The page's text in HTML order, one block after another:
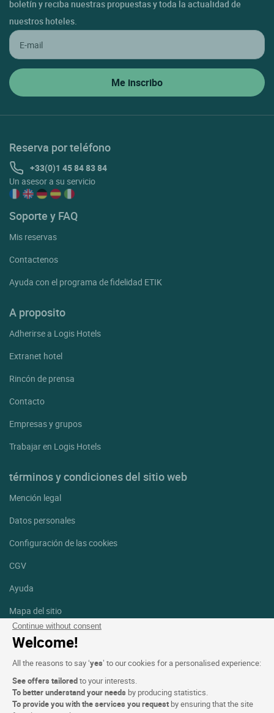
Continue without consent
Welcome!
All the reasons to say ‘yes’ to our cookies for a personalised experience:
See offers tailoredto your interests.
To better understand your needs by producing statistics.
To provide you with the services you request by ensuring that the site
boletín y reciba nuestras propuestas y toda la actualidad de
nuestros hoteles.
Reserva por teléfono
+33(0)1 45 84 83 84
Un asesor a su servicio
Soporte y FAQ
Mis reservas
Contactenos
Ayuda con el programa de fidelidad ETIK
A proposito
Adherirse a Logis Hotels
Extranet hotel
Rincón de prensa
Contacto
Empresas y grupos
Trabajar en Logis Hotels
términos y condiciones del sitio web
Mención legal
Datos personales
Configuración de las cookies
CGV
Ayuda
Mapa del sitio
Créditos
fotografías
Facebook